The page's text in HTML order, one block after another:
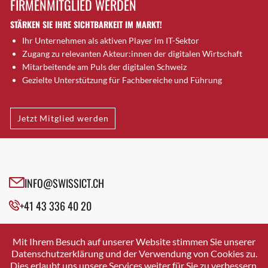
Brütten
Bubendorf
Bubikon
Buchs (SG)
Burgdorf
Bülach
Cazis
Cham
Davos Platz
Davos Platz 1
Dietikon
Dietlikon
FIRMENMITGLIED WERDEN
STÄRKEN SIE IHRE SICHTBARKEIT IM MARKT!
Ihr Unternehmen als aktiven Player im IT-Sektor
Zugang zu relevanten Akteur:innen der digitalen Wirtschaft
Mitarbeitende am Puls der digitalen Schweiz
Gezielte Unterstützung für Fachbereiche und Führung
Jetzt Mitglied werden
INFO@SWISSICT.CH
+41 43 336 40 20
SWISSICT
VULKANSTRASSE 120
8048 ZURICH
Mit Ihrem Besuch auf unserer Website stimmen Sie unserer
Datenschutzerklärung und der Verwendung von Cookies zu.
Dies erlaubt uns unsere Services weiter für Sie zu verbessern.